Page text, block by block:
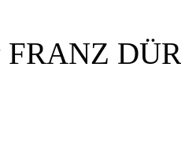
FRANZ